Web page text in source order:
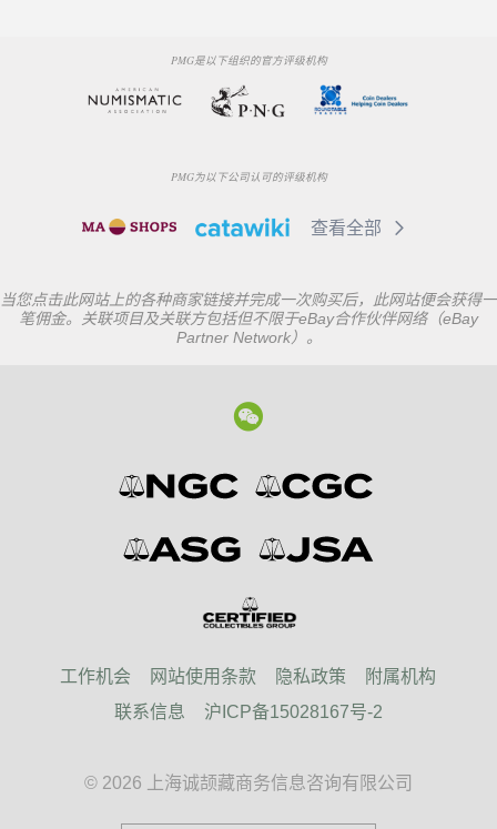
PMG是以下组织的官方评级机构
PMG为以下公司认可的评级机构
查看全部
当您点击此网站上的各种商家链接并完成一次购买后，此网站便会获得一
笔佣金。关联项目及关联方包括但不限于eBay合作伙伴网络（eBay
Partner Network）。
工作机会 网站使用条款 隐私政策
附属机构
联系信息
沪ICP备15028167号-2
© 2026 上海诚颉藏商务信息咨询有限公司